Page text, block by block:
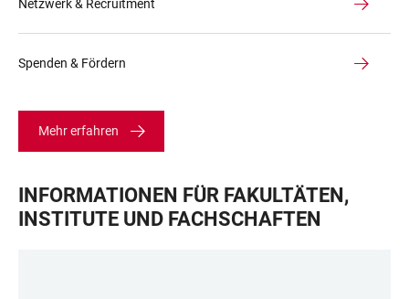
Netzwerk & Recruitment
Spenden & Fördern
Mehr erfahren
INFORMATIONEN FÜR FAKULTÄTEN,
INSTITUTE UND FACHSCHAFTEN